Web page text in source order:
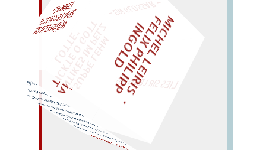
„
S
U
P
P
E
L
E
H
M
A
N
T
I
K
E
S
I
M
P
E
L
Z
T
I
C
K
T
E
O
G
O
T
T
L
O
T
T
E
Lie
d und
Gebet, drahtlos:
eine
Art von Diät; dem
Proletariat als Sold: die
rosarote zarte Rose (unter
so viel Lidern!) – Dalli! der
Täter ist los! – Ritt Ida M
I
C
H
E
L
L
E
I
R
I
S
・
F
E
L
I
X
P
H
I
L
I
P
P
I
N
G
O
L
D LIES SIR LEIRIS LEIS
EINMAL!